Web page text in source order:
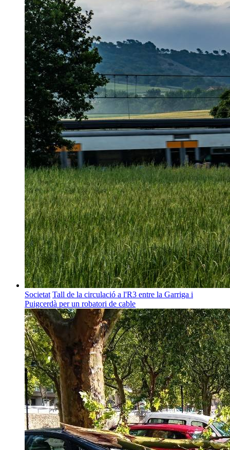
Societat Tall de la circulació a l'R3 entre la Garriga i
Puigcerdà per un robatori de cable